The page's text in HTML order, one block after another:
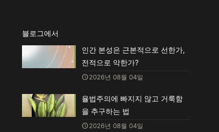
블로그에서
인간 본성은 근본적으로 선한가,
전적으로 악한가?
2026년 08월 04일
율법주의에 빠지지 않고 거룩함
을 추구하는 법
2026년 08월 04일